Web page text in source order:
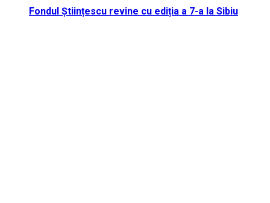
Fondul Științescu revine cu ediția a 7-a la Sibiu